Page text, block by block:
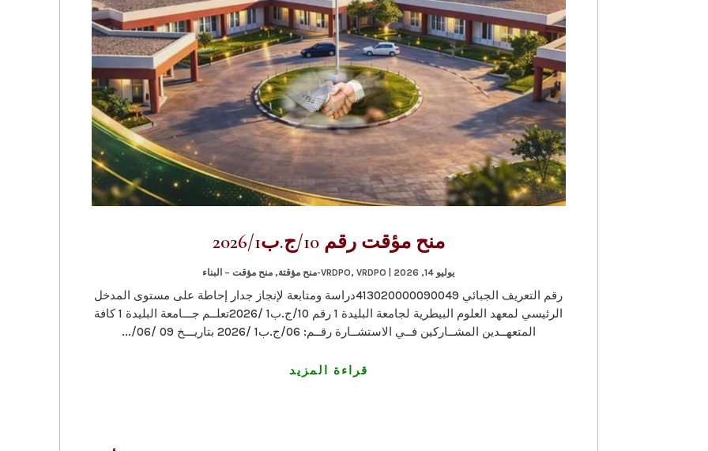
منح مؤقت رقم 10/ج.ب2026/1
يوليو 14, 2026 VRDPO,VRDPO-منح مؤقتة , منح مؤقت – البناء
رقم التعريف الجبائي 413020000090049دراسة ومتابعة لإنجاز جدار إحاطة على مستوى المدخل
الرئيسي لمعهد العلوم البيطرية لجامعة البليدة 1 رقم 10/ج.ب1 /2026تعلــم جـــامعة البليدة 1 كافة
المتعهــدين المشــاركين فــي الاستشــارة رقــم: 06/ج.ب1 /2026 بتاريـــخ 09 /06/...
قراءة المزيد